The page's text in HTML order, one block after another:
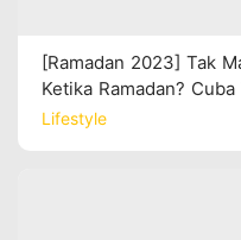
Lifestyle
[Ramadan 2023] Tak
Ketika Ramadan?
Semasa Berpuasa!